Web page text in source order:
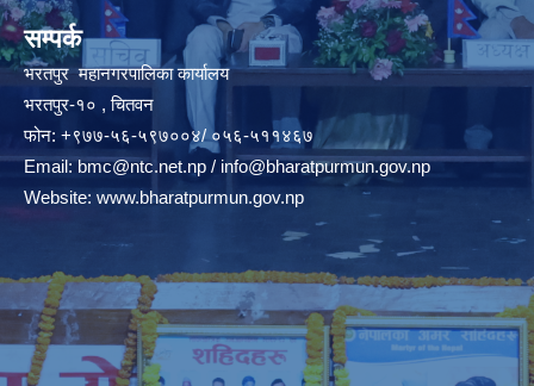
सम्पर्क
भरतपुर महानगरपालिका कार्यालय
भरतपुर-१० , चितवन
फोन: +९७७-५६-५९७००४/ ०५६-५११४६७
Email:bmc@ntc.net.np / info@bharatpurmun.gov.np
Website: www.bharatpurmun.gov.np